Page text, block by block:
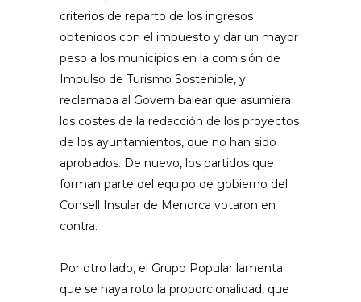
criterios de reparto de los ingresos
obtenidos con el impuesto y dar un mayor
peso a los municipios en la comisión de
Impulso de Turismo Sostenible, y
reclamaba al Govern balear que asumiera
los costes de la redacción de los proyectos
de los ayuntamientos, que no han sido
aprobados. De nuevo, los partidos que
forman parte del equipo de gobierno del
Consell Insular de Menorca votaron en
contra.
Por otro lado, el Grupo Popular lamenta
que se haya roto la proporcionalidad, que